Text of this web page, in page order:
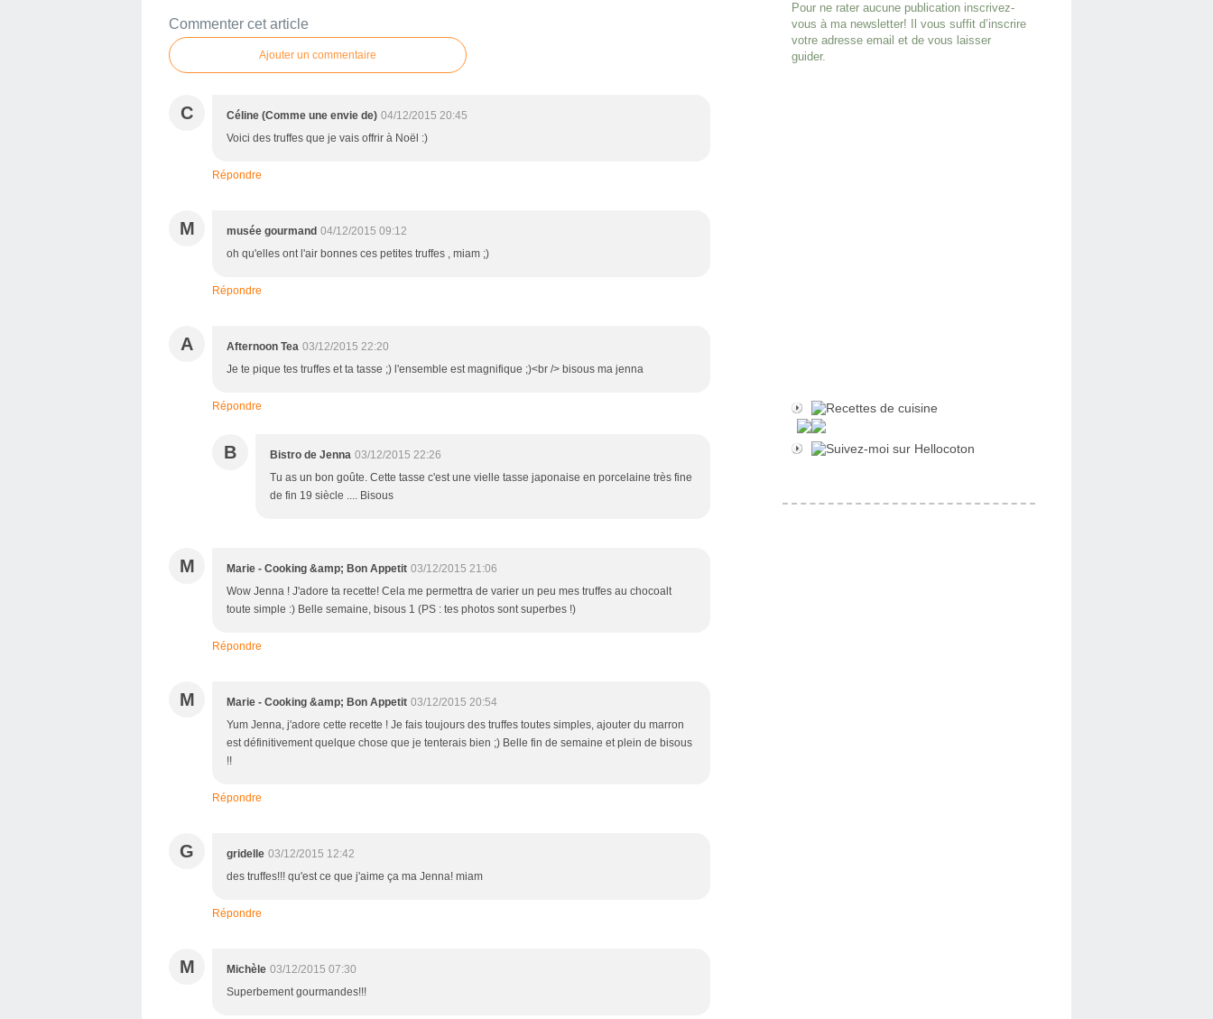
Commenter cet article
Ajouter un commentaire
C Céline (Comme une envie de) 04/12/2015 20:45
Voici des truffes que je vais offrir à Noël :)
Répondre
M musée gourmand 04/12/2015 09:12
oh qu'elles ont l'air bonnes ces petites truffes , miam ;)
Répondre
A Afternoon Tea 03/12/2015 22:20
Je te pique tes truffes et ta tasse ;) l'ensemble est magnifique ;)<br /> bisous ma jenna
Répondre
B Bistro de Jenna 03/12/2015 22:26
Tu as un bon goûte. Cette tasse c'est une vielle tasse japonaise en porcelaine très fine
de fin 19 siècle .... Bisous
M Marie - Cooking &amp; Bon Appetit 03/12/2015 21:06
Wow Jenna ! J'adore ta recette! Cela me permettra de varier un peu mes truffes au chocoalt
toute simple :) Belle semaine, bisous 1 (PS : tes photos sont superbes !)
Répondre
M Marie - Cooking &amp; Bon Appetit 03/12/2015 20:54
Yum Jenna, j'adore cette recette ! Je fais toujours des truffes toutes simples, ajouter du marron
est définitivement quelque chose que je tenterais bien ;) Belle fin de semaine et plein de bisous
!!
Répondre
G gridelle 03/12/2015 12:42
des truffes!!! qu'est ce que j'aime ça ma Jenna! miam
Répondre
M Michèle 03/12/2015 07:30
Superbement gourmandes!!!
Pour ne rater aucune publication inscrivez-
vous à ma newsletter! Il vous suffit d’inscrire
votre adresse email et de vous laisser
guider.